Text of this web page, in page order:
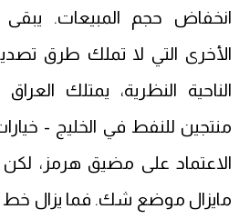
انخفاض حجم المبيعات.
الأخرى التي لا تملك طرق
الناحية النظرية، يمتلك
منتجين للنفط في الخليج -
الاعتماد على مضيق هرمز، لكن
مايزال موضع شك. فما يزال خط